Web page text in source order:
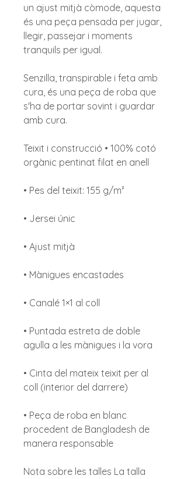
un ajust mitjà còmode, aquesta
és una peça pensada per jugar,
llegir, passejar i moments
tranquils per igual.
Senzilla, transpirable i feta amb
cura, és una peça de roba que
s'ha de portar sovint i guardar
amb cura.
Teixit i construcció • 100% cotó
orgànic pentinat filat en anell
• Pes del teixit: 155 g/m²
• Jersei únic
• Ajust mitjà
• Mànigues encastades
• Canalé 1×1 al coll
• Puntada estreta de doble
agulla a les mànigues i la vora
• Cinta del mateix teixit per al
coll (interior del darrere)
• Peça de roba en blanc
procedent de Bangladesh de
manera responsable
Nota sobre les talles La talla